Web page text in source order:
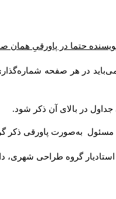
حتما در پاورقیِ همان
در هر صفحه
در بالای آن ذکر شود.
مسئول به‌صورت پاورقی ذکر
گروه طراحی شهری،